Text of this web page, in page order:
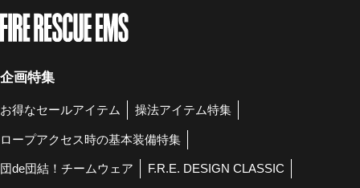
企画特集
お得なセールアイテム 操法アイテム特集
ロープアクセス時の基本装備特集
団de団結！チームウェア F.R.E. DESIGN CLASSIC